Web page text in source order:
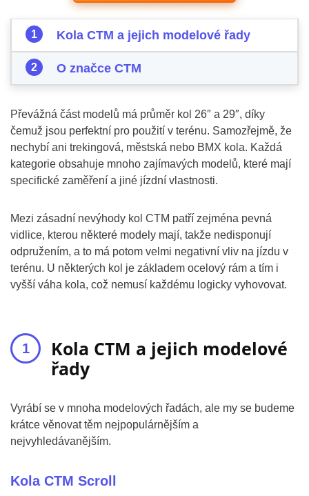
Kola CTM a jejich modelové řady
O značce CTM
Převážná část modelů má průměr kol 26″ a 29″, díky
čemuž jsou perfektní pro použití v terénu. Samozřejmě, že
nechybí ani trekingová, městská nebo BMX kola. Každá
kategorie obsahuje mnoho zajímavých modelů, které mají
specifické zaměření a jiné jízdní vlastnosti.
Mezi zásadní nevýhody kol CTM patří zejména pevná
vidlice, kterou některé modely mají, takže nedisponují
odpružením, a to má potom velmi negativní vliv na jízdu v
terénu. U některých kol je základem ocelový rám a tím i
vyšší váha kola, což nemusí každému logicky vyhovovat.
Kola CTM a jejich modelové
řady
Vyrábí se v mnoha modelových řadách, ale my se budeme
krátce věnovat těm nejpopulárnějším a
nejvyhledávanějším.
Kola CTM Scroll